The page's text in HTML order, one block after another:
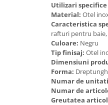
Utilizari
Material: Otel
Caracteristica
rafturi pentru
Culoare: Negru
Tip finisaj: Otel
Dimensiuni
Forma:
Numar de
Numar de
Greutatea